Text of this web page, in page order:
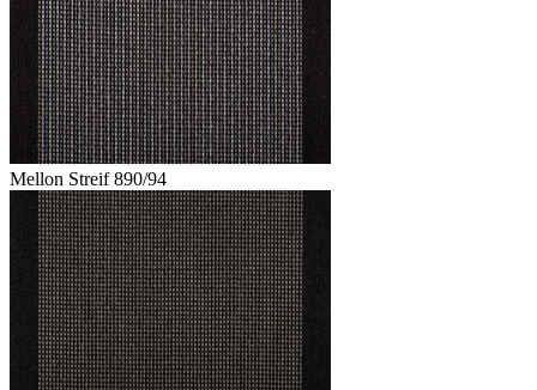
Mellon Streif 890/94